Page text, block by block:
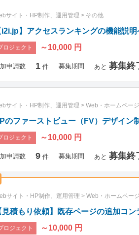
サイト・HP制作、運用管理 > その他
i2i.jp】アクセスランキングの機能説
ロジェクト ～10,000 円
申請数 1 件 募集期間 あと 募集終
サイト・HP制作、運用管理 > Web・ホームペー
のファーストビュー（FV）デザイン
ロジェクト ～10,000 円
申請数 9 件 募集期間 あと 募集終
サイト・HP制作、運用管理 > Web・ホームペー
見積もり依頼】既存ページの追加コ
ロジェクト ～10,000 円